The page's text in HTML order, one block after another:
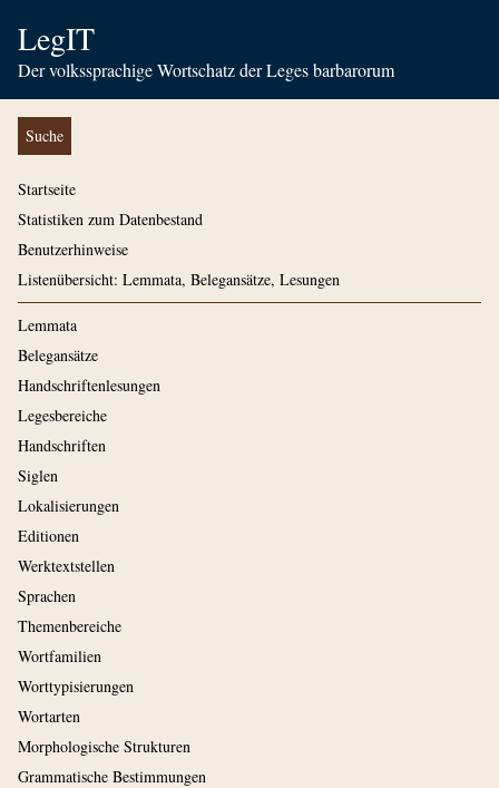
LegIT
Der volkssprachige Wortschatz der Leges barbarorum
Suche
Startseite
Statistiken zum Datenbestand
Benutzerhinweise
Listenübersicht: Lemmata, Belegansätze, Lesungen
Lemmata
Belegansätze
Handschriftenlesungen
Legesbereiche
Handschriften
Siglen
Lokalisierungen
Editionen
Werktextstellen
Sprachen
Themenbereiche
Wortfamilien
Worttypisierungen
Wortarten
Morphologische Strukturen
Grammatische Bestimmungen